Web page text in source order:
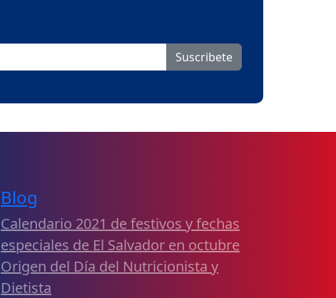
Suscribete
Blog
Calendario 2021 de festivos y fechas
especiales de El Salvador en octubre
Origen del Día del Nutricionista y
Dietista